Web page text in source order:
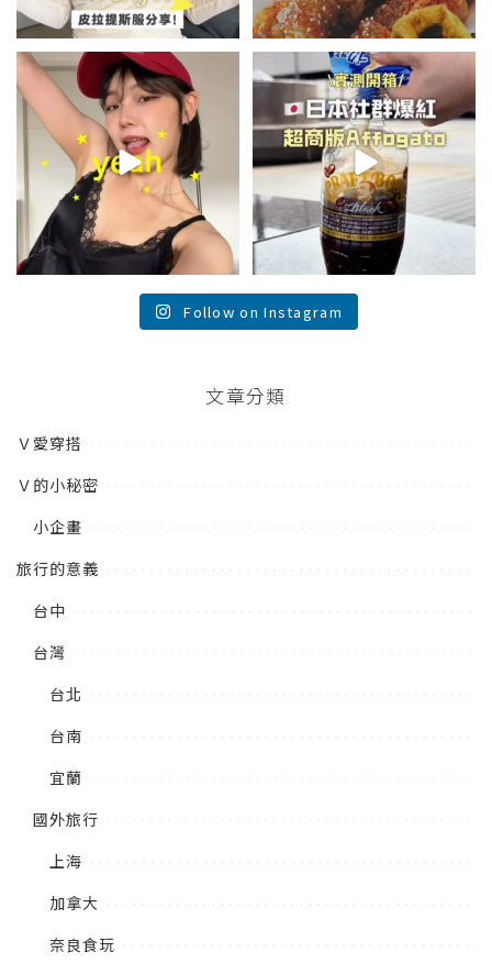
summer outfit⋆.˚✮🎧✮˚.⋆
夏日穿搭最需要單品！...
755 43
\🇯🇵日本爆紅!超商版Affogato
🍨☕️/
🏷️#吉推日本🇯🇵...
118 26
Follow on Instagram
文章分類
Ｖ愛穿搭
Ｖ的小秘密
小企畫
旅行的意義
台中
台灣
台北
台南
宜蘭
國外旅行
上海
加拿大
奈良食玩